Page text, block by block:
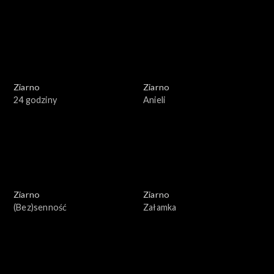
Ziarno
24 godziny
Ziarno
Anieli
Ziarno
(Bez)senność
Ziarno
Załamka